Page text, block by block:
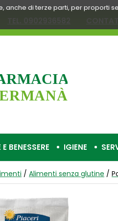
anche di terze parti, per proporti
BENESSERE IGIENE
/ Alimenti senza glutine /